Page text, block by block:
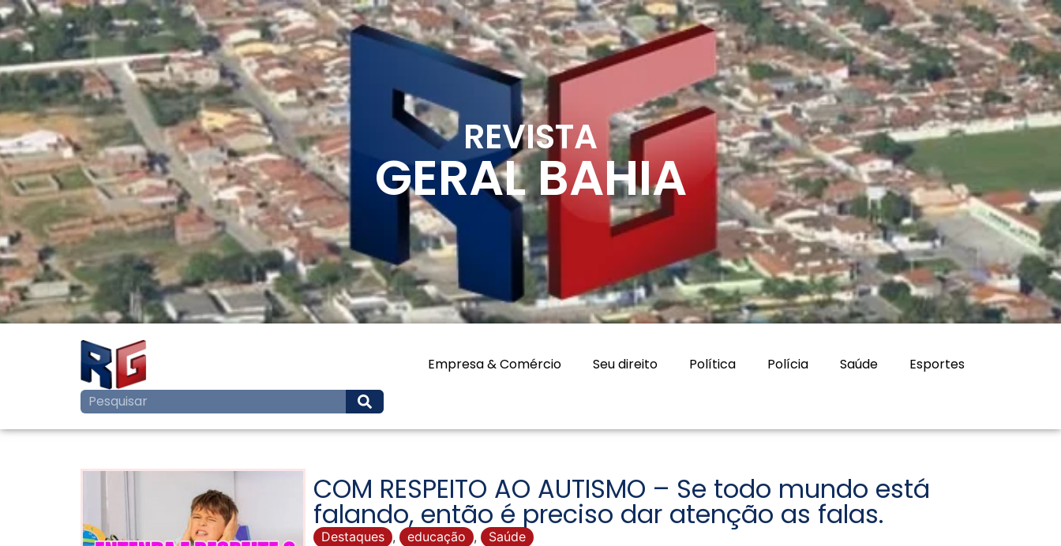
REVISTA
GERAL BAHIA
Empresa & Comércio Seu direito Política Polícia Saúde Esportes
COM RESPEITO AO AUTISMO – Se todo mundo está
falando, então é preciso dar atenção as falas.
Destaques , educação , Saúde